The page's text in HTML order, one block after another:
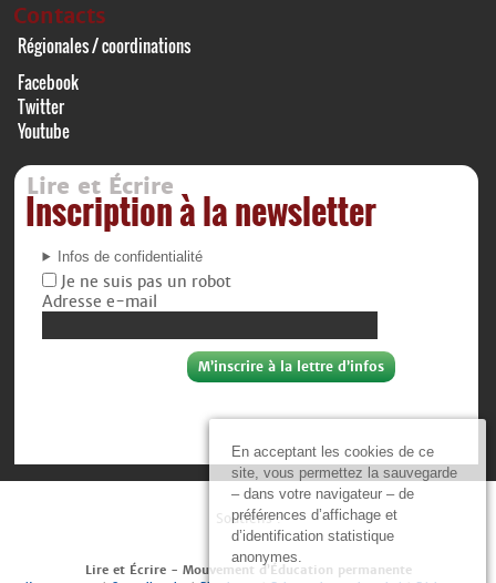
En acceptant les cookies de ce
site, vous permettez la sauvegarde
– dans votre navigateur – de
préférences d’affichage et
d’identification statistique
anonymes.
Contacts
Régionales / coordinations
Facebook
Twitter
Youtube
Lire et Écrire
Inscription à la newsletter
Infos de confidentialité
Je ne suis pas un robot
Adresse e-mail
Soutiens :
Lire et Écrire - Mouvement d’Éducation permanente